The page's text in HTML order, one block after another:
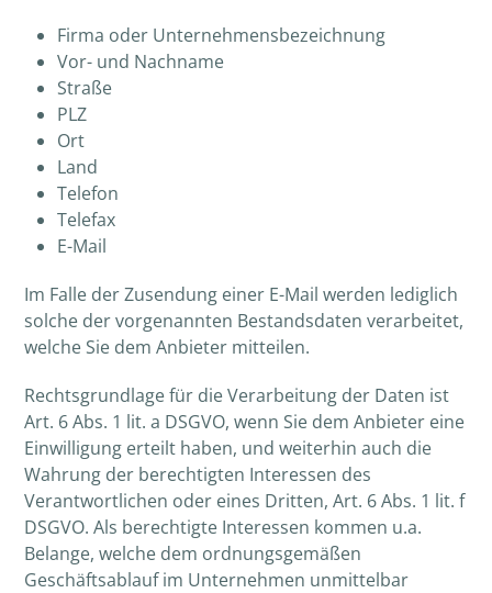
Firma oder Unternehmensbezeichnung
Vor- und Nachname
Straße
PLZ
Ort
Land
Telefon
Telefax
E-Mail
Im Falle der Zusendung einer E-Mail werden lediglich
solche der vorgenannten Bestandsdaten verarbeitet,
welche Sie dem Anbieter mitteilen.
Rechtsgrundlage für die Verarbeitung der Daten ist
Art. 6 Abs. 1 lit. a DSGVO, wenn Sie dem Anbieter eine
Einwilligung erteilt haben, und weiterhin auch die
Wahrung der berechtigten Interessen des
Verantwortlichen oder eines Dritten, Art. 6 Abs. 1 lit. f
DSGVO. Als berechtigte Interessen kommen u.a.
Belange, welche dem ordnungsgemäßen
Geschäftsablauf im Unternehmen unmittelbar